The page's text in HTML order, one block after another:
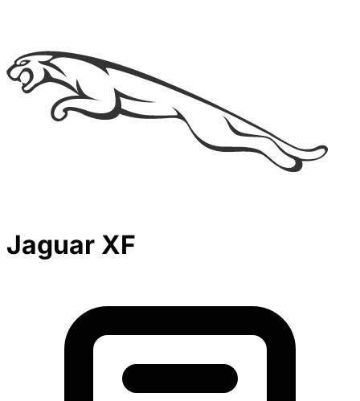
Jaguar XF